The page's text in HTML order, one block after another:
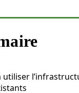
utiliser